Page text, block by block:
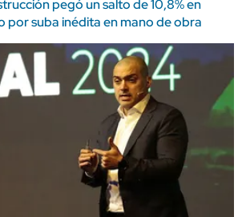
pegó un salto de 10,8% en
por suba inédita en mano de obra